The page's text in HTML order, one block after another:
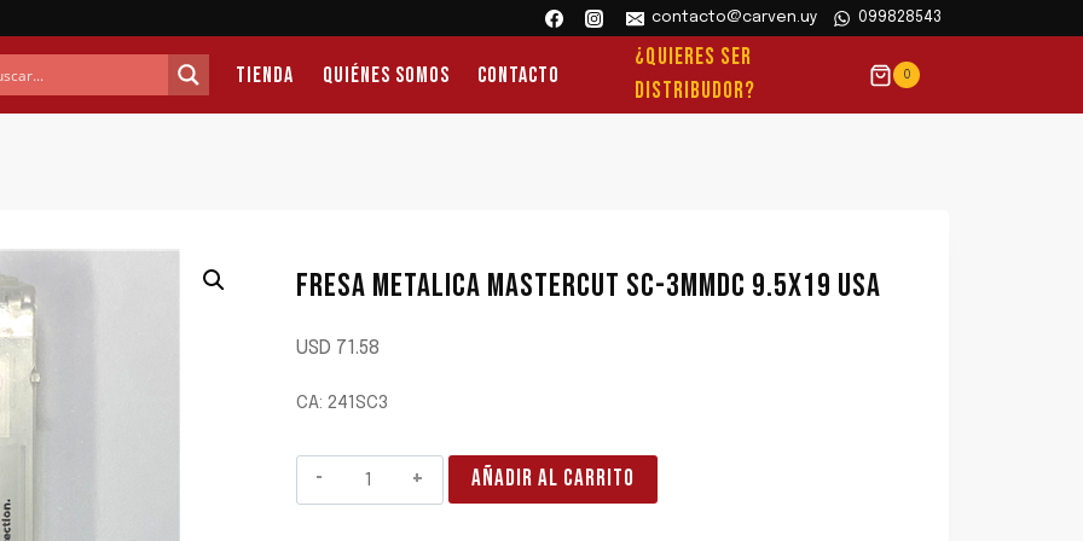
contacto@carven.uy 099828543
Tienda Quiénes Somos Contacto
¿QUIERES SER
DISTRIBUDOR?
0
FRESA METALICA MASTERCUT SC-3MMDC 9.5X19 USA
USD 71.58
CA: 241SC3
FRESA
METALICA
AÑADIR AL CARRITO